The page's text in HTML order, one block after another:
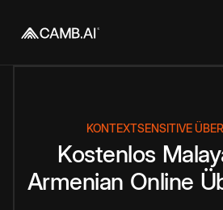
KONTEXTSENSITIVE
Kostenlos
Armenian Online